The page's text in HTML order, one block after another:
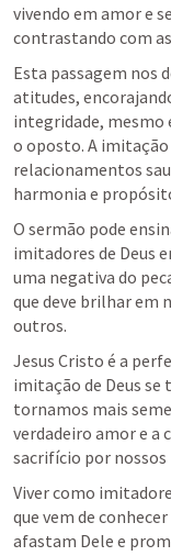
vivendo em amor e
contrastando com
Esta passagem nos
atitudes,
integridade, mesmo
o oposto. A imitação
relacionamentos
harmonia e
O sermão pode
imitadores de Deus
uma negativa do
que deve brilhar em
outros.
Jesus Cristo é a
imitação de Deus se
tornamos mais
verdadeiro amor e a
sacrifício por nossos
Viver como
que vem de
afastam Dele e